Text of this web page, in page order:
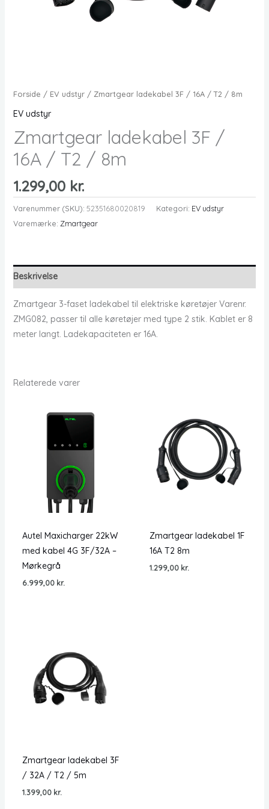
Forside / EV udstyr/ Zmartgear ladekabel 3F / 16A / T2 / 8m
EV udstyr
Zmartgear ladekabel 3F /
16A / T2 / 8m
1.299,00 kr.
Varenummer (SKU): 52351680020819 Kategori: EV udstyr
Varemærke: Zmartgear
Beskrivelse
Zmartgear 3-faset ladekabel til elektriske køretøjer Varenr.
ZMG082, passer til alle køretøjer med type 2 stik. Kablet er 8
meter langt. Ladekapaciteten er 16A.
Relaterede varer
Autel Maxicharger 22kW
med kabel 4G 3F/32A –
Mørkegrå
6.999,00 kr.
Zmartgear ladekabel 1F
16A T2 8m
1.299,00 kr.
Zmartgear ladekabel 3F
/ 32A / T2 / 5m
1.399,00 kr.